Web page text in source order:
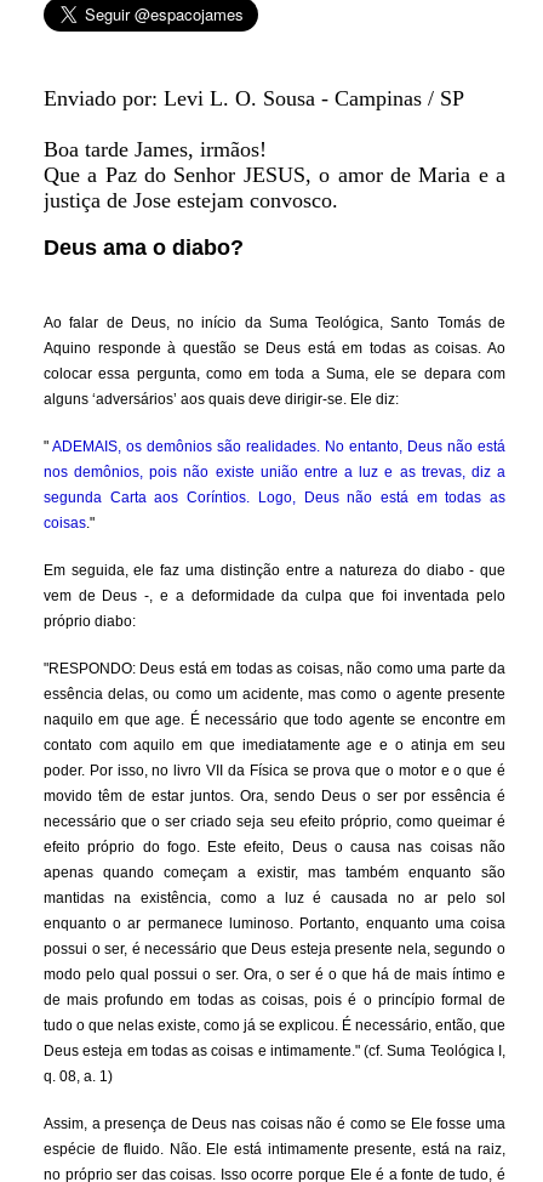
Enviado por: Levi L. O. Sousa - Campinas / SP
Boa tarde James, irmãos!
Que a Paz do Senhor JESUS, o amor de Maria e a
justiça de Jose estejam convosco.
Deus ama o diabo?
Ao falar de Deus, no início da Suma Teológica, Santo Tomás de
Aquino responde à questão se Deus está em todas as coisas. Ao
colocar essa pergunta, como em toda a Suma, ele se depara com
alguns ‘adversários’ aos quais deve dirigir-se. Ele diz:
" ADEMAIS, os demônios são realidades. No entanto, Deus não está
nos demônios, pois não existe união entre a luz e as trevas, diz a
segunda Carta aos Coríntios. Logo, Deus não está em todas as
coisas."
Em seguida, ele faz uma distinção entre a natureza do diabo - que
vem de Deus -, e a deformidade da culpa que foi inventada pelo
próprio diabo:
"RESPONDO: Deus está em todas as coisas, não como uma parte da
essência delas, ou como um acidente, mas como o agente presente
naquilo em que age. É necessário que todo agente se encontre em
contato com aquilo em que imediatamente age e o atinja em seu
poder. Por isso, no livro VII da Física se prova que o motor e o que é
movido têm de estar juntos. Ora, sendo Deus o ser por essência é
necessário que o ser criado seja seu efeito próprio, como queimar é
efeito próprio do fogo. Este efeito, Deus o causa nas coisas não
apenas quando começam a existir, mas também enquanto são
mantidas na existência, como a luz é causada no ar pelo sol
enquanto o ar permanece luminoso. Portanto, enquanto uma coisa
possui o ser, é necessário que Deus esteja presente nela, segundo o
modo pelo qual possui o ser. Ora, o ser é o que há de mais íntimo e
de mais profundo em todas as coisas, pois é o princípio formal de
tudo o que nelas existe, como já se explicou. É necessário, então, que
Deus esteja em todas as coisas e intimamente." (cf. Suma Teológica I,
q. 08, a. 1)
Assim, a presença de Deus nas coisas não é como se Ele fosse uma
espécie de fluido. Não. Ele está intimamente presente, está na raiz,
no próprio ser das coisas. Isso ocorre porque Ele é a fonte de tudo, é